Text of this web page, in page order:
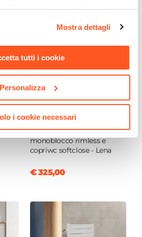
è possibile gestire le proprie
informazioni si invita a leggere la
.
Mostra dettagli
tutti i cookie
Personalizza
i cookie necessari
– Lir
CODICE:LENAMB-R
Sanitari filomuro in
ceramica con wc
monoblocco rimless e
copriwc softclose - Lena
€ 325,00